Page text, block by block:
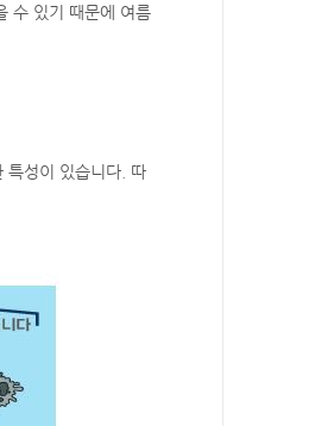
수 있기 때문에 여름
특성이 있습니다. 따